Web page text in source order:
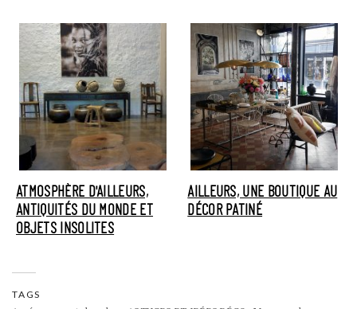
ATMOSPHÈRE D'AILLEURS,
ANTIQUITÉS DU MONDE ET
OBJETS INSOLITES
AILLEURS, UNE BOUTIQUE AU
DÉCOR PATINÉ
TAGS